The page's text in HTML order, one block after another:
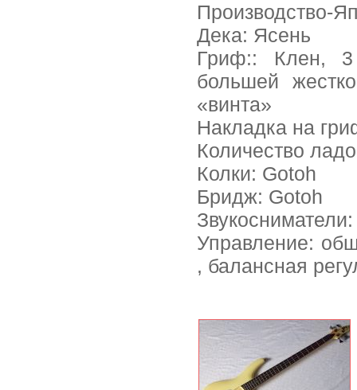
Производство-
Дека: Ясень
Гриф:: Клен, 3
большей
«винта»
Накладка на
Количество
Колки: Gotoh
Бридж: Gotoh
Управление:
, балансная